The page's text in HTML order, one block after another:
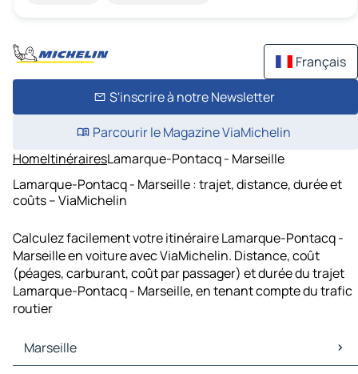
Français
S'inscrire à notre Newsletter
Parcourir le Magazine ViaMichelin
HomeItinérairesLamarque-Pontacq - Marseille
Lamarque-Pontacq - Marseille : trajet, distance, durée et
coûts – ViaMichelin
Calculez facilement votre itinéraire Lamarque-Pontacq -
Marseille en voiture avec ViaMichelin. Distance, coût
(péages, carburant, coût par passager) et durée du trajet
Lamarque-Pontacq - Marseille, en tenant compte du trafic
routier
Marseille